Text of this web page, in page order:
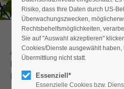
Anmelden
Register|Lost your password?
Support
Aktuelle Mitteilungen über
Fachverbandes versendet
Pressedienst des
Risiko, dass Ihre Daten durch US-
Überwachungszwecken,
Rechtsbehelfsmöglichkeiten,
Sie auf "Auswahl akzeptieren"
Cookies/Dienste ausgewählt
Übermittlung nicht statt.
Essenziell*
Essenzielle Cookies bzw.